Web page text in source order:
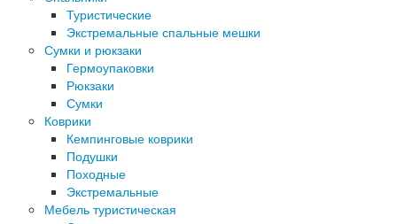
Туристические
Экстремальные спальные мешки
Сумки и рюкзаки
Гермоупаковки
Рюкзаки
Сумки
Коврики
Кемпинговые коврики
Подушки
Походные
Экстремальные
Мебель туристическая